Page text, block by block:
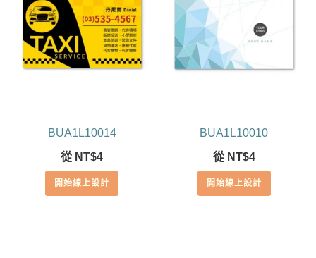
BUA1L10014
從 NT$4
開始線上設計
BUA1L10010
從 NT$4
開始線上設計